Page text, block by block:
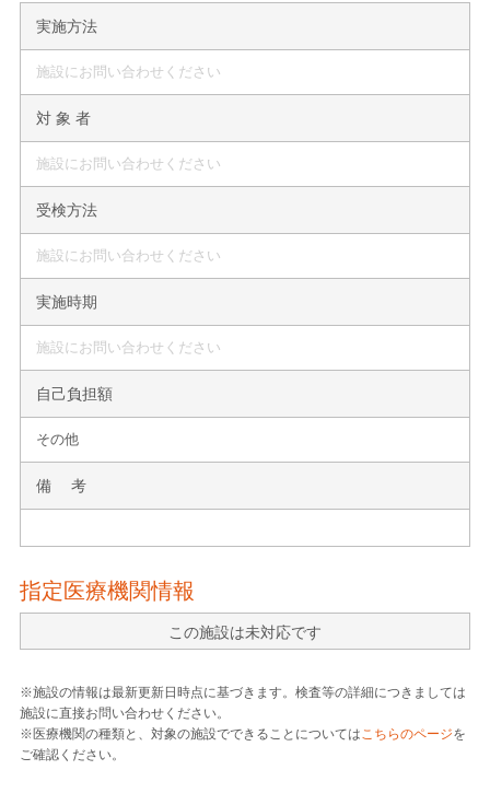
実施方法
施設にお問い合わせください
対 象 者
施設にお問い合わせください
受検方法
施設にお問い合わせください
実施時期
施設にお問い合わせください
自己負担額
その他
備 考
指定医療機関情報
この施設は未対応です
※施設の情報は最新更新日時点に基づきます。検査等の詳細につきましては
施設に直接お問い合わせください。
※医療機関の種類と、対象の施設でできることについてはこちらのページを
ご確認ください。